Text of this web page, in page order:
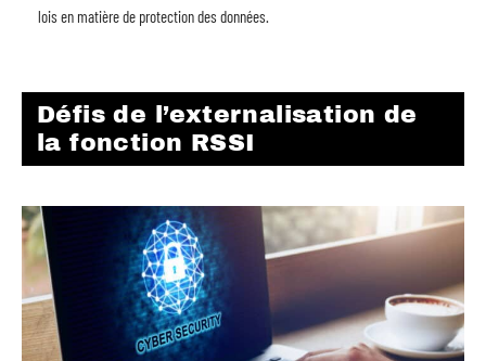
lois en matière de protection des données.
Défis de l’externalisation de
la fonction RSSI